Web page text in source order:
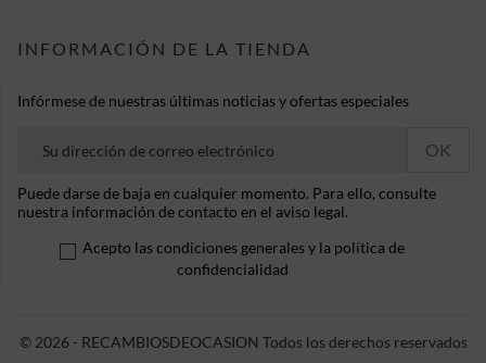
INFORMACIÓN DE LA TIENDA
Infórmese de nuestras últimas noticias y ofertas especiales
Puede darse de baja en cualquier momento. Para ello, consulte
nuestra información de contacto en el aviso legal.
Acepto las condiciones generales y la política de
confidencialidad
© 2026 - RECAMBIOSDEOCASION Todos los derechos reservados